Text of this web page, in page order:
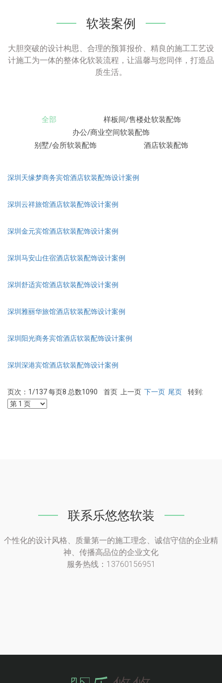
软装案例
大胆突破的设计构思、合理的预算报价、精良的施工工艺设
计施工为一体的整体化软装流程，让温馨与您同伴，打造品
质生活。
全部
样板间/售楼处软装配饰
办公/商业空间软装配饰
别墅/会所软装配饰
酒店软装配饰
深圳天缘梦商务宾馆酒店软装配饰设计案例
深圳云祥旅馆酒店软装配饰设计案例
深圳金元宾馆酒店软装配饰设计案例
深圳马安山住宿酒店软装配饰设计案例
深圳舒适宾馆酒店软装配饰设计案例
深圳雅丽华旅馆酒店软装配饰设计案例
深圳阳光商务宾馆酒店软装配饰设计案例
深圳深港宾馆酒店软装配饰设计案例
页次：1/137 每页8 总数1090 首页 上一页 下一页 尾页 转到:
联系乐悠悠软装
个性化的设计风格、质量第一的施工理念、诚信守信的企业精
神、传播高品位的企业文化
服务热线：13760156951